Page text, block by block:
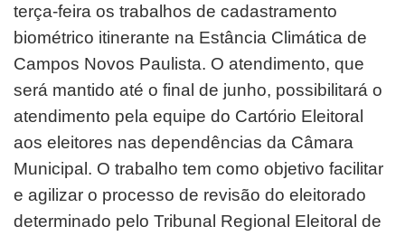
terça-feira os trabalhos de cadastramento
biométrico itinerante na Estância Climática de
Campos Novos Paulista. O atendimento, que
será mantido até o final de junho, possibilitará o
atendimento pela equipe do Cartório Eleitoral
aos eleitores nas dependências da Câmara
Municipal. O trabalho tem como objetivo facilitar
e agilizar o processo de revisão do eleitorado
determinado pelo Tribunal Regional Eleitoral de